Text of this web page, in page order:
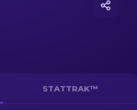
STATTRAK™